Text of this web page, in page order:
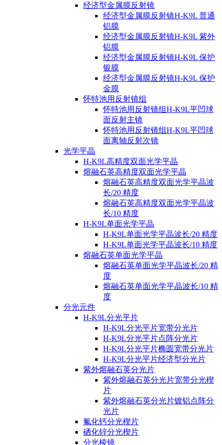
经济型金属膜反射镜
经济型金属膜反射镜H-K9L 普通
铝膜
经济型金属膜反射镜H-K9L 紫外
铝膜
经济型金属膜反射镜H-K9L 保护
银膜
经济型金属膜反射镜H-K9L 保护
金膜
怀特池用反射镜组
怀特池用反射镜组H-K9L平凹球
面反射主镜
怀特池用反射镜组H-K9L平凹球
面离轴反射次镜
光学平晶
H-K9L高精度双面光学平晶
熔融石英高精度双面光学平晶
熔融石英高精度双面光学平晶波
长/20 精度
熔融石英高精度双面光学平晶波
长/10 精度
H-K9L单面光学平晶
H-K9L单面光学平晶波长/20 精度
H-K9L单面光学平晶波长/10 精度
熔融石英单面光学平晶
熔融石英单面光学平晶波长/20 精
度
熔融石英单面光学平晶波长/10 精
度
分光元件
H-K9L分光平片
H-K9L分光平片宽带分光片
H-K9L分光平片点阵分光片
H-K9L分光平片椭圆宽带分光片
H-K9L分光平片经济型分光片
紫外熔融石英分光片
紫外熔融石英分光片宽带分光楔
片
紫外熔融石英分光片镀铝点阵分
光片
氟化钙分光楔片
硒化锌分光楔片
分光棱镜